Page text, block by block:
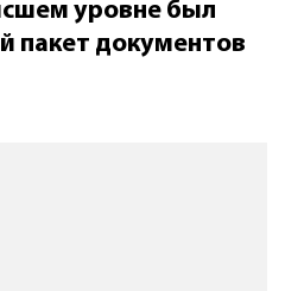
уровне был
пакет документов